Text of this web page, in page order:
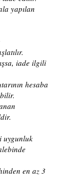
yapılan
iade ilgili
hesaba
uygunluk
en az 3